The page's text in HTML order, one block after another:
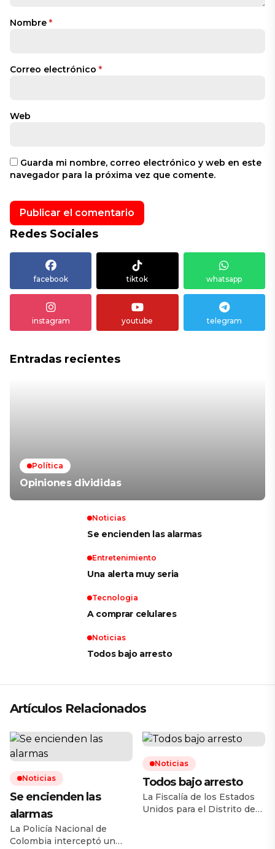
Nombre *
Correo electrónico *
Web
Guarda mi nombre, correo electrónico y web en este
navegador para la próxima vez que comente.
Redes Sociales
facebook tiktok whatsapp
instagram youtube telegram
Entradas recientes
Política
Opiniones divididas
Noticias
Se encienden las alarmas
Entretenimiento
Una alerta muy seria
Tecnologia
A comprar celulares
Noticias
Todos bajo arresto
Artículos Relacionados
Noticias
Se encienden las
alarmas
La Policía Nacional de
Colombia interceptó un
Noticias
Todos bajo arresto
La Fiscalía de los Estados
Unidos para el Distrito de